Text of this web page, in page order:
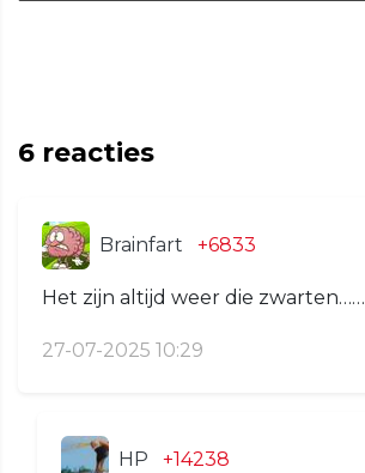
6 reacties
Brainfart +6833
Het zijn altijd weer die zwarten……
27-07-2025 10:29
HP +14238